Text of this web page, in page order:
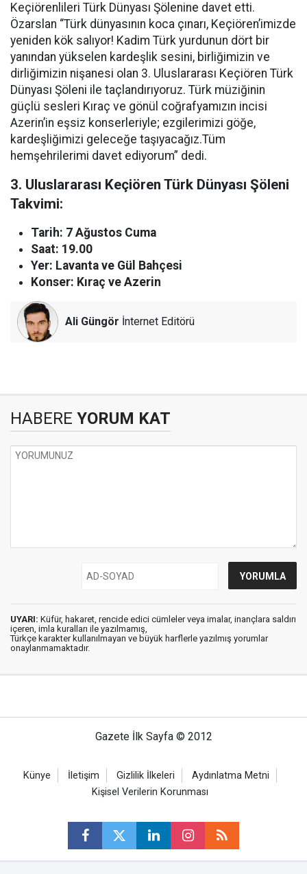
Keçiörenlileri Türk Dünyası Şölenine davet etti.
Özarslan “Türk dünyasının koca çınarı, Keçiören’imizde
yeniden kök salıyor! Kadim Türk yurdunun dört bir
yanından yükselen kardeşlik sesini, birliğimizin ve
dirliğimizin nişanesi olan 3. Uluslararası Keçiören Türk
Dünyası Şöleni ile taçlandırıyoruz. Türk müziğinin
güçlü sesleri Kıraç ve gönül coğrafyamızın incisi
Azerin’in eşsiz konserleriyle; ezgilerimizi göğe,
kardeşliğimizi geleceğe taşıyacağız.Tüm
hemşehrilerimi davet ediyorum” dedi.
3. Uluslararası Keçiören Türk Dünyası Şöleni
Takvimi:
Tarih: 7 Ağustos Cuma
Saat: 19.00
Yer: Lavanta ve Gül Bahçesi
Konser: Kıraç ve Azerin
Ali Güngör İnternet Editörü
HABERE YORUM KAT
UYARI: Küfür, hakaret, rencide edici cümleler veya imalar, inançlara saldırı
içeren, imla kuralları ile yazılmamış,
Türkçe karakter kullanılmayan ve büyük harflerle yazılmış yorumlar
onaylanmamaktadır.
Gazete İlk Sayfa © 2012
Künye İletişim Gizlilik İlkeleri
Aydınlatma Metni
Kişisel Verilerin Korunması